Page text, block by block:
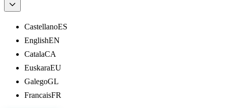
CastellanoES
EnglishEN
CatalaCA
EuskaraEU
GalegoGL
FrancaisFR